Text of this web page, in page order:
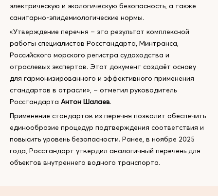
электрическую и экологическую безопасность, а также
санитарно-эпидемиологические нормы.
«Утверждение перечня – это результат комплексной
работы специалистов Росстандарта, Минтранса,
Российского морского регистра судоходства и
отраслевых экспертов. Этот документ создаёт основу
для гармонизированного и эффективного применения
стандартов в отрасли», – отметил руководитель
Росстандарта Антон Шалаев.
Применение стандартов из перечня позволит обеспечить
единообразие процедур подтверждения соответствия и
повысить уровень безопасности. Ранее, в ноябре 2025
года, Росстандарт утвердил аналогичный перечень для
объектов внутреннего водного транспорта.